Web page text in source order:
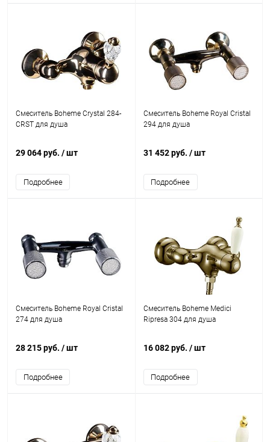
Смеситель Boheme Crystal 284-
CRST для душа
29 064 руб. / шт
Подробнее
Смеситель Boheme Royal Cristal
294 для душа
31 452 руб. / шт
Подробнее
Смеситель Boheme Royal Cristal
274 для душа
28 215 руб. / шт
Подробнее
Смеситель Boheme Medici
Ripresa 304 для душа
16 082 руб. / шт
Подробнее